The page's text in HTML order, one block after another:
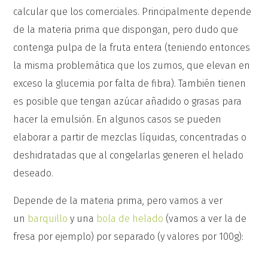
calcular que los comerciales. Principalmente depende
de la materia prima que dispongan, pero dudo que
contenga pulpa de la fruta entera (teniendo entonces
la misma problemática que los zumos, que elevan en
exceso la glucemia por falta de fibra). También tienen
es posible que tengan azúcar añadido o grasas para
hacer la emulsión. En algunos casos se pueden
elaborar a partir de mezclas líquidas, concentradas o
deshidratadas que al congelarlas generen el helado
deseado.
Depende de la materia prima, pero vamos a ver
un barquillo y una bola de helado (vamos a ver la de
fresa por ejemplo) por separado (y valores por 100g):